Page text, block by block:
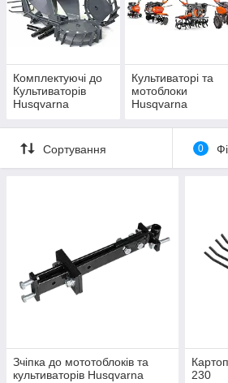
Комплектуючі до
Культиваторів
Husqvarna
Культиваторі та
мотоблоки
Husqvarna
Сортування 0
Зчіпка до мототоблоків та
культиваторів Husqvarna
230